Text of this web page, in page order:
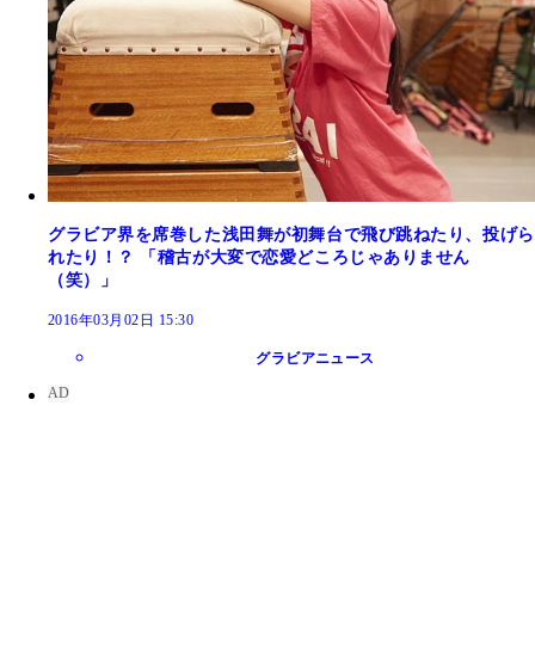
グラビア界を席巻した浅田舞が初舞台で飛び跳ねたり、投げら
れたり！？ 「稽古が大変で恋愛どころじゃありません
（笑）」
2016年03月02日 15:30
グラビアニュース